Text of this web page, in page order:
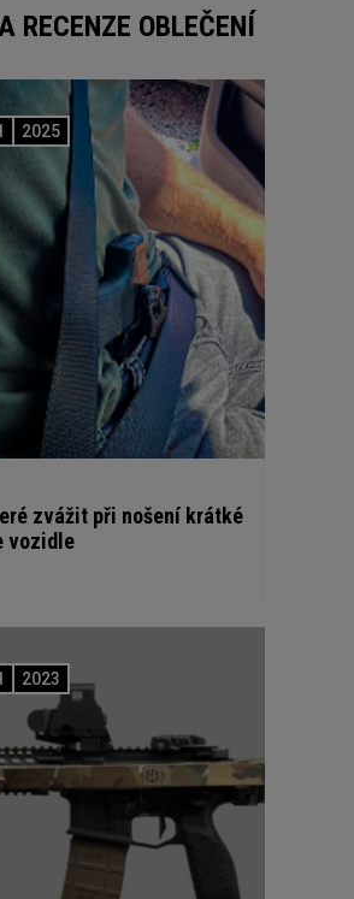
RECENZE OBLEČENÍ
2025
zvážit při nošení krátké
vozidle
2023